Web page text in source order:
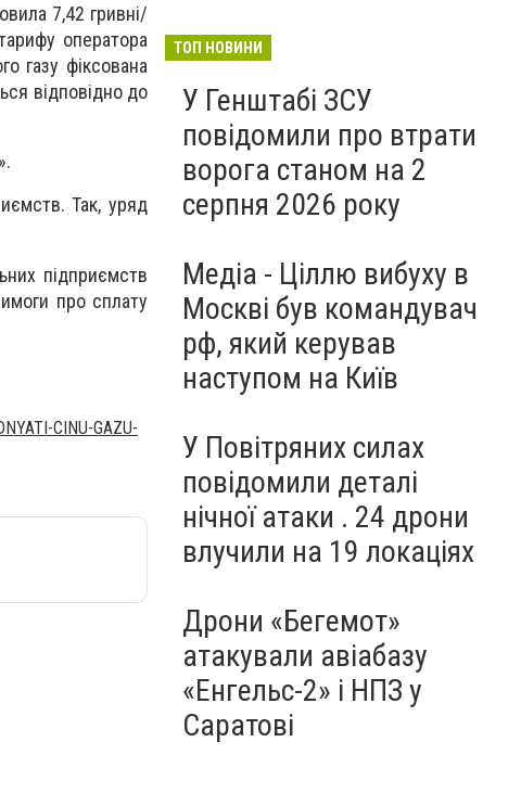
7,42 гривні/
оператора
газу фіксована
відповідно до
Так, уряд
підприємств
про сплату
CINU-GAZU-
ТОП НОВИНИ
У Генштабі ЗСУ
повідомили про втрати
ворога станом на 2
серпня 2026 року
Медіа - Ціллю вибуху в
Москві був командувач
рф, який керував
наступом на Київ
У Повітряних силах
повідомили деталі
нічної атаки . 24 дрони
влучили на 19 локаціях
Дрони «Бегемот»
атакували авіабазу
«Енгельс-2» і НПЗ у
Саратові